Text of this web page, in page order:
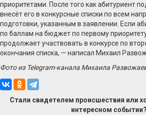
приоритетами. После того как абитуриент
внесёт его в конкурсные списки по всем
подготовки, указанным в заявлении. Если
по баллам на бюджет по первому
продолжает участвовать в конкурсе по
окончания списка, — написал Михаил
Фото из Telegram-канала Михаила
Стали свидетелем происшествия или
интересном событии?